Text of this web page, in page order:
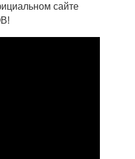
сайте